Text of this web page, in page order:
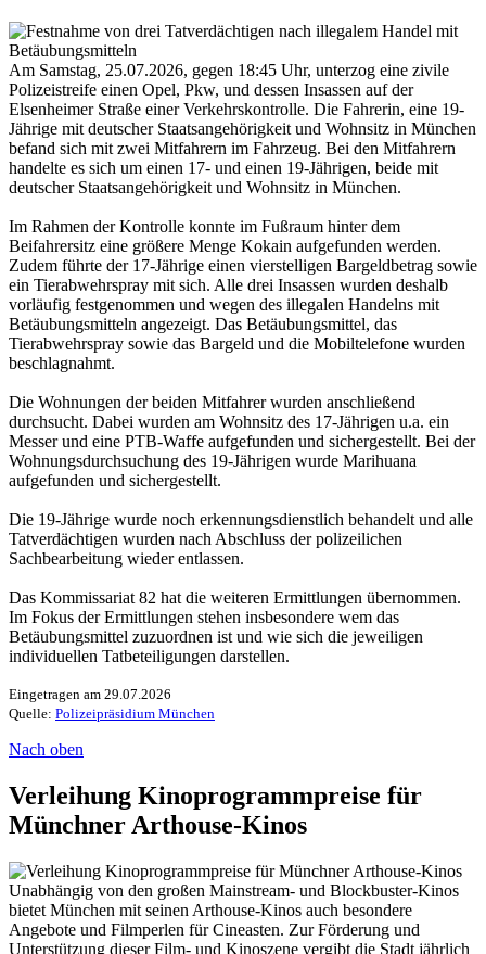
Am Samstag, 25.07.2026, gegen 18:45 Uhr, unterzog eine zivile
Polizeistreife einen Opel, Pkw, und dessen Insassen auf der
Elsenheimer Straße einer Verkehrskontrolle. Die Fahrerin, eine 19-
Jährige mit deutscher Staatsangehörigkeit und Wohnsitz in München
befand sich mit zwei Mitfahrern im Fahrzeug. Bei den Mitfahrern
handelte es sich um einen 17- und einen 19-Jährigen, beide mit
deutscher Staatsangehörigkeit und Wohnsitz in München.
Im Rahmen der Kontrolle konnte im Fußraum hinter dem
Beifahrersitz eine größere Menge Kokain aufgefunden werden.
Zudem führte der 17-Jährige einen vierstelligen Bargeldbetrag sowie
ein Tierabwehrspray mit sich. Alle drei Insassen wurden deshalb
vorläufig festgenommen und wegen des illegalen Handelns mit
Betäubungsmitteln angezeigt. Das Betäubungsmittel, das
Tierabwehrspray sowie das Bargeld und die Mobiltelefone wurden
beschlagnahmt.
Die Wohnungen der beiden Mitfahrer wurden anschließend
durchsucht. Dabei wurden am Wohnsitz des 17-Jährigen u.a. ein
Messer und eine PTB-Waffe aufgefunden und sichergestellt. Bei der
Wohnungsdurchsuchung des 19-Jährigen wurde Marihuana
aufgefunden und sichergestellt.
Die 19-Jährige wurde noch erkennungsdienstlich behandelt und alle
Tatverdächtigen wurden nach Abschluss der polizeilichen
Sachbearbeitung wieder entlassen.
Das Kommissariat 82 hat die weiteren Ermittlungen übernommen.
Im Fokus der Ermittlungen stehen insbesondere wem das
Betäubungsmittel zuzuordnen ist und wie sich die jeweiligen
individuellen Tatbeteiligungen darstellen.
Eingetragen am 29.07.2026
Quelle: Polizeipräsidium München
Nach oben
Verleihung Kinoprogrammpreise für
Münchner Arthouse-Kinos
Unabhängig von den großen Mainstream- und Blockbuster-Kinos
bietet München mit seinen Arthouse-Kinos auch besondere
Angebote und Filmperlen für Cineasten. Zur Förderung und
Unterstützung dieser Film- und Kinoszene vergibt die Stadt jährlich